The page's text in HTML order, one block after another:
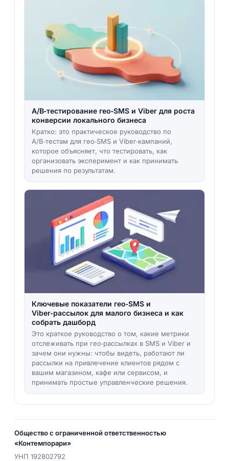
A/B‑тестирование гео‑SMS и Viber для роста
конверсии локального бизнеса
Кратко: это практическое руководство по
A/B‑тестам для гео‑SMS и Viber‑кампаний,
которое объясняет, что тестировать, как
организовать эксперимент и как принимать
решения по результатам.
Ключевые показатели гео‑SMS и
Viber‑рассылок для малого бизнеса и как
собрать дашборд
Это краткое руководство о том, какие метрики
отслеживать при гео‑рассылках в SMS и Viber и
зачем они нужны: чтобы видеть, работают ли
рассылки на привлечение клиентов рядом с
вашим магазином, кафе или сервисом, и
принимать простые управленческие решения.
Общество с ограниченной ответственностью
«Контемпорари»
УНП 192802792